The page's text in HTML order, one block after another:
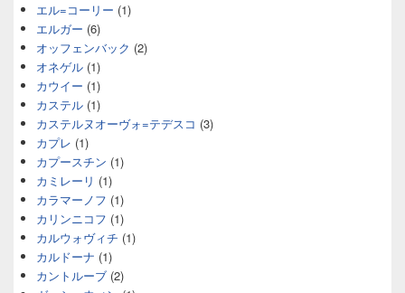
エル=コーリー (1)
エルガー (6)
オッフェンバック (2)
オネゲル (1)
カウイー (1)
カステル (1)
カステルヌオーヴォ=テデスコ (3)
カプレ (1)
カプースチン (1)
カミレーリ (1)
カラマーノフ (1)
カリンニコフ (1)
カルウォヴィチ (1)
カルドーナ (1)
カントルーブ (2)